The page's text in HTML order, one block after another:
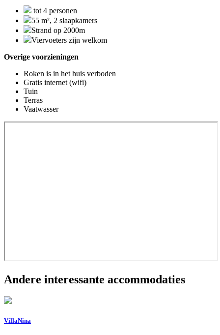
tot 4 personen
55 m², 2 slaapkamers
Strand op 2000m
Viervoeters zijn welkom
Overige voorzieningen
Roken is in het huis verboden
Gratis internet (wifi)
Tuin
Terras
Vaatwasser
Andere interessante accommodaties
VillaNina